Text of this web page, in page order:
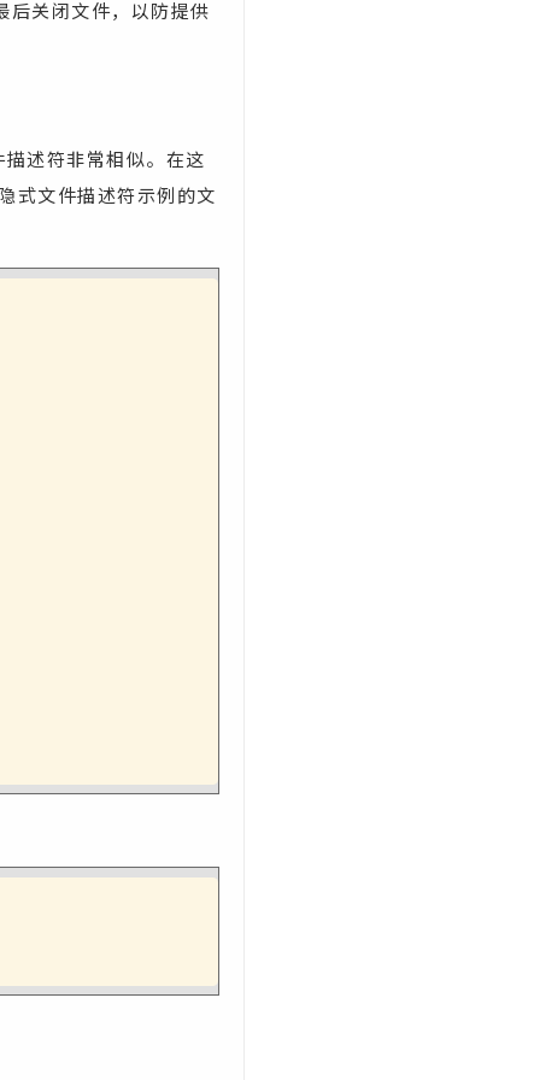
后关闭文件，以防提供
述符非常相似。在这
文件描述符示例的文